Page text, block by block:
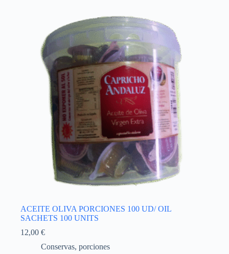
ACEITE OLIVA PORCIONES 100 UD/ OIL
SACHETS 100 UNITS
12,00 €
Conservas, porciones